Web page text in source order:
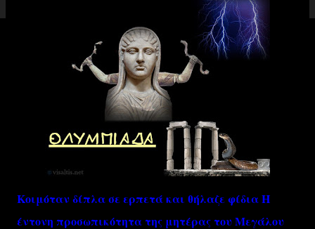
Κοιμόταν δίπλα σε ερπετά και θήλαζε φίδια Η
έντονη προσωπικότητα της μητέρας του Μεγάλου